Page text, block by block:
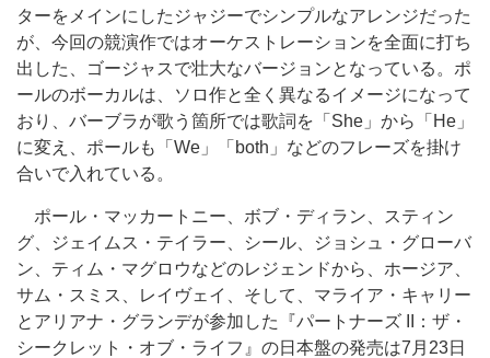
ターをメインにしたジャジーでシンプルなアレンジだった
が、今回の競演作ではオーケストレーションを全面に打ち
出した、ゴージャスで壮大なバージョンとなっている。ポ
ールのボーカルは、ソロ作と全く異なるイメージになって
おり、バーブラが歌う箇所では歌詞を「She」から「He」
に変え、ポールも「We」「both」などのフレーズを掛け
合いで入れている。
ポール・マッカートニー、ボブ・ディラン、スティン
グ、ジェイムス・テイラー、シール、ジョシュ・グローバ
ン、ティム・マグロウなどのレジェンドから、ホージア、
サム・スミス、レイヴェイ、そして、マライア・キャリー
とアリアナ・グランデが参加した『パートナーズ II：ザ・
シークレット・オブ・ライフ』の日本盤の発売は7月23日